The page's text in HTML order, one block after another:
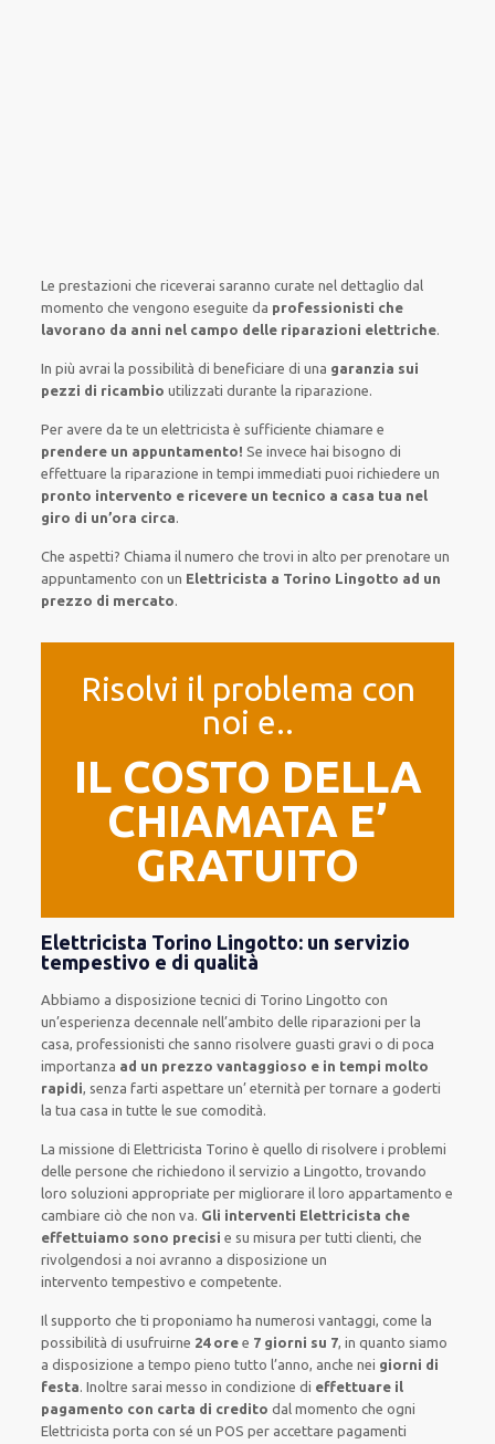
Le prestazioni che riceverai sarannocurate nel dettaglio dal
momento che vengono eseguite da professionisti che
lavorano da anni nel campo delle riparazioni elettriche.
In più avrai la possibilità di beneficiare di una garanzia sui
pezzi di ricambioutilizzati durante la riparazione.
Per avereda te un elettricistaè sufficiente chiamare e
prendere un appuntamento! Se invece hai bisogno di
effettuare la riparazione in tempiimmediati puoi richiedere un
pronto intervento e ricevere un tecnico a casa tua nel
giro di un’ora circa.
Che aspetti? Chiama il numero che trovi in alto per prenotare un
appuntamento con un Elettricista a Torino Lingotto ad un
prezzo di mercato.
Risolvi il problema con
noi e..
IL COSTO DELLA
CHIAMATA E’
GRATUITO
Elettricista Torino Lingotto: un servizio
tempestivo e di qualità
Abbiamo a disposizionetecnici di Torino Lingotto con
un’esperienza decennalenell’ambito delle riparazioni per la
casa, professionistiche sanno risolvere guasti gravi o di poca
importanza ad un prezzo vantaggioso e in tempi molto
rapidi, senza farti aspettare un’ eternità per tornare a goderti
la tua casa in tutte le sue comodità.
La missione di Elettricista Torino è quello di risolvere i problemi
delle persone cherichiedono il servizio a Lingotto, trovando
loro soluzioni appropriate per migliorareil loro appartamento e
cambiare ciò che non va. Gli interventi Elettricista che
effettuiamo sono precisi e su misura per tutti clienti, che
rivolgendosi a noi avranno a disposizione un
interventotempestivo e competente.
Il supporto che tiproponiamo ha numerosi vantaggi, come la
possibilità di usufruirne 24 ore e 7 giorni su 7, in quanto siamo
a disposizione a tempo pieno tutto l’anno, anche nei giorni di
festa.Inoltre sarai messo in condizione di effettuare il
pagamento con carta di credito dal momento che ogni
Elettricistaporta con séun POSper accettare pagamenti